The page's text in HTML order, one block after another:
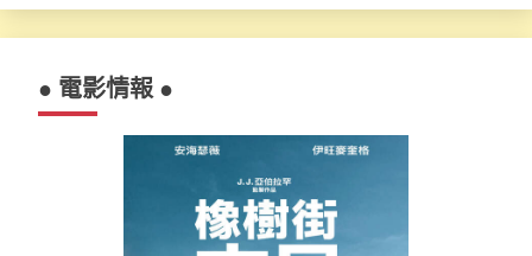
● 電影情報 ●